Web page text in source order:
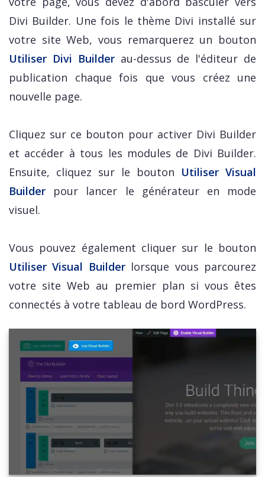
Divi Builder. Une fois le thème Divi installé sur
votre site Web, vous remarquerez un bouton
Utiliser Divi Builder au-dessus de l'éditeur de
publication chaque fois que vous créez une
nouvelle page.
Cliquez sur ce bouton pour activer Divi Builder
et accéder à tous les modules de Divi Builder.
Ensuite, cliquez sur le bouton Utiliser Visual
Builder pour lancer le générateur en mode
visuel.
Vous pouvez également cliquer sur le bouton
Utiliser Visual Builder lorsque vous parcourez
votre site Web au premier plan si vous êtes
connectés à votre tableau de bord WordPress.